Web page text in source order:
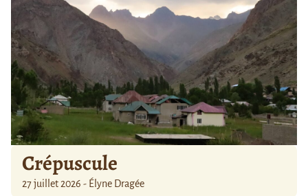
Crépuscule
27 juillet 2026 - Élyne Dragée